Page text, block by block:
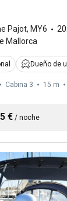
Pajot, MY6
Mallorca
Dueño de
Cabina 3 15 m
€ / noche